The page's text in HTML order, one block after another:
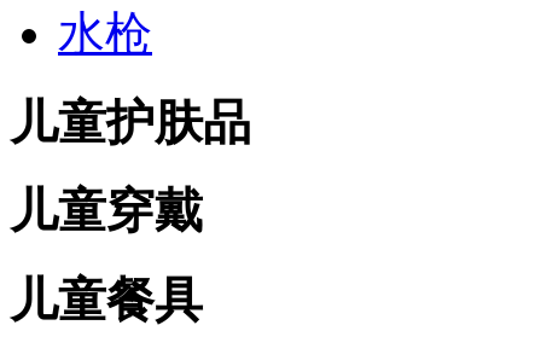
水枪
儿童护肤品
儿童穿戴
儿童餐具